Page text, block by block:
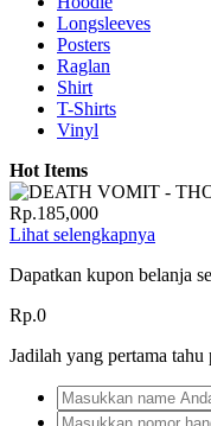
Longsleeves
Posters
Raglan
Shirt
T-Shirts
Vinyl
Hot Items
Rp.185,000
Lihat selengkapnya
Dapatkan kupon belanja
Rp.0
Jadilah yang pertama